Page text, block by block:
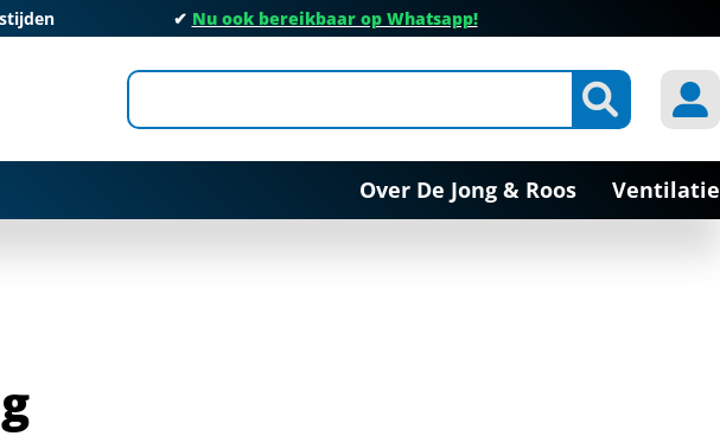
✔ Nu ook bereikbaar op Whatsapp!
Over De Jong & Roos Ventilatie